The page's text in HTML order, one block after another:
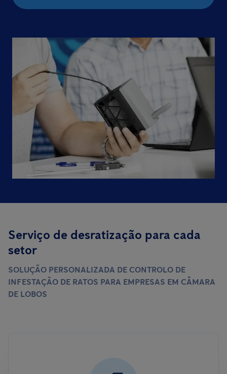
Serviço de desratização para cada
setor
SOLUÇÃO PERSONALIZADA DE CONTROLO DE
INFESTAÇÃO DE RATOS PARA EMPRESAS EM CÂMARA
DE LOBOS